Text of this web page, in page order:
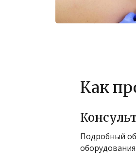
Как
Подробный
оборудования